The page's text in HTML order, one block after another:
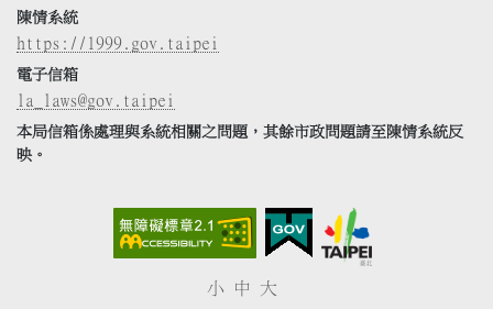
陳情系統
https://1999.gov.taipei
電子信箱
la_laws@gov.taipei
本局信箱係處理與系統相關之問題，其餘市政問題請至陳情系統反
映。
小 中 大